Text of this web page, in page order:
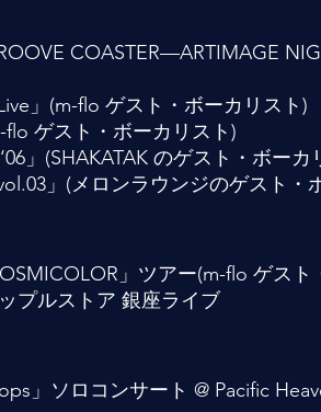
COASTER—ARTIMAGE
」(m-flo ゲスト・ボーカリスト)
ゲスト・ボーカリスト)
」(SHAKATAK のゲスト・ボーカ
」(メロンラウンジのゲスト・
」ツアー(m-flo ゲスト
プルストア 銀座ライブ
」ソロコンサート @ Pacific